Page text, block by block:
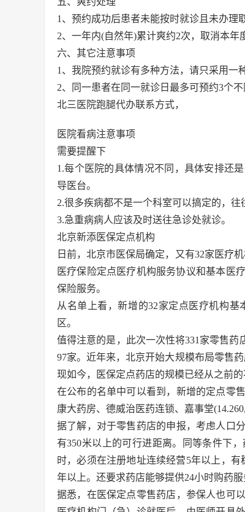
1、预约成功后患者未能按时就诊且未办理
2、一年内(自然年)累计爽约2次，取消本年
六、其它注意事项
1、我院预约就诊有多种方法，请只采用一
2、同一患者在同一就诊日最多可预约3个不
北三医院跑腿代办联系方式，
医院看病注意事项
需要提醒下
1.每个医院的具体情况不同，具体安排还
导医台。
2.很多疾病都不是一个科室可以搞定的，往
3.急重病病人应该及时送往急诊处就诊。
北京新添医保定点机构
日前，北京市医保局确定，又有32家医疗
医疗保险定点医疗机构服务协议和基本医
保险服务。
从名单上看，新增的32家定点医疗机构
区。
值得注意的是，此次一次性将331家零售药
97家。近年来，北京开始大规模布局零售
现如今，医保定点药店的规模已经从之前的
在公布的名单中可以看到，新增的定点零
康大药房、德威治医药连锁、嘉事堂(14.260,
据了解，对于零售药店的申报，考虑人口
有350米以上的可行进距离。同等条件下
时，必须在注册地址连续经营5年以上，
年以上。还要求药店能够提供24小时购药
据悉，在医保定点零售药店，参保人也可